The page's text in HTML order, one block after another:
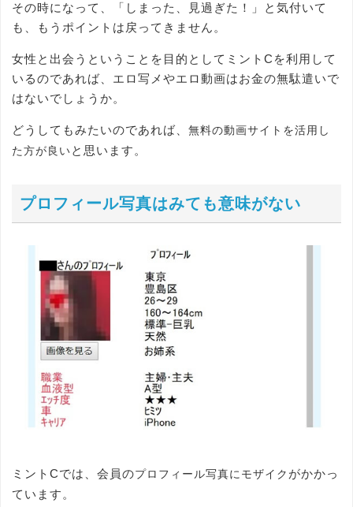
その時になって、「しまった、見過ぎた！」と気付いて
も、もうポイントは戻ってきません。
女性と出会うということを目的としてミントCを利用して
いるのであれば、エロ写メやエロ動画はお金の無駄遣いで
はないでしょうか。
どうしてもみたいのであれば、 無料の動画サイトを活用し
た方が良いと思います。
プロフィール写真はみても意味がない
ミントCでは、会員のプロフィール写真にモザイク がかかっ
ています。